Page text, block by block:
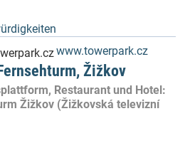
www.towerpark.cz
Žižkov
Restaurant und Hotel:
Žižkov (Žižkovská televizní